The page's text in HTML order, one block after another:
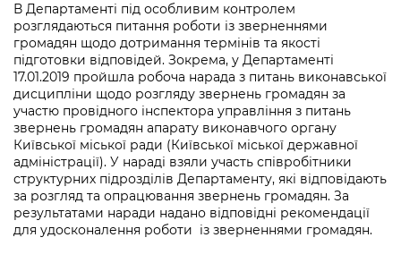
В Департаменті під особливим контролем
розглядаються питання роботи із зверненнями
громадян щодо дотримання термінів та якості
підготовки відповідей. Зокрема, у Департаменті
17.01.2019 пройшла робоча нарада з питань виконавської
дисципліни щодо розгляду звернень громадян за
участю провідного інспектора управління з питань
звернень громадян апарату виконавчого органу
Київської міської ради (Київської міської державної
адміністрації). У нараді взяли участь співробітники
структурних підрозділів Департаменту, які відповідають
за розгляд та опрацювання звернень громадян. За
результатами наради надано відповідні рекомендації
для удосконалення роботи із зверненнями громадян.